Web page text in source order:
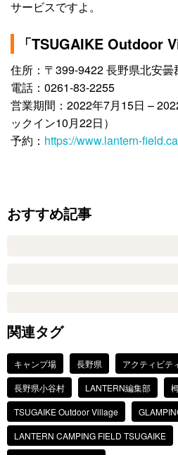
サービスですよ。
「TSUGAIKE Outdoor
住所：〒399-9422 長野県北安
電話：0261-83-2255
営業期間：2022年7月15日 –
ックイン10月22日）
予約： https://www.lantern-
おすすめ記事
関連タグ
キャンプ場 長野県 アクティビテ
長野県小谷村
LANTERN編集部
TSUGAIKE Outdoor Village
LANTERN CAMPING FIELD TSUGAIKE